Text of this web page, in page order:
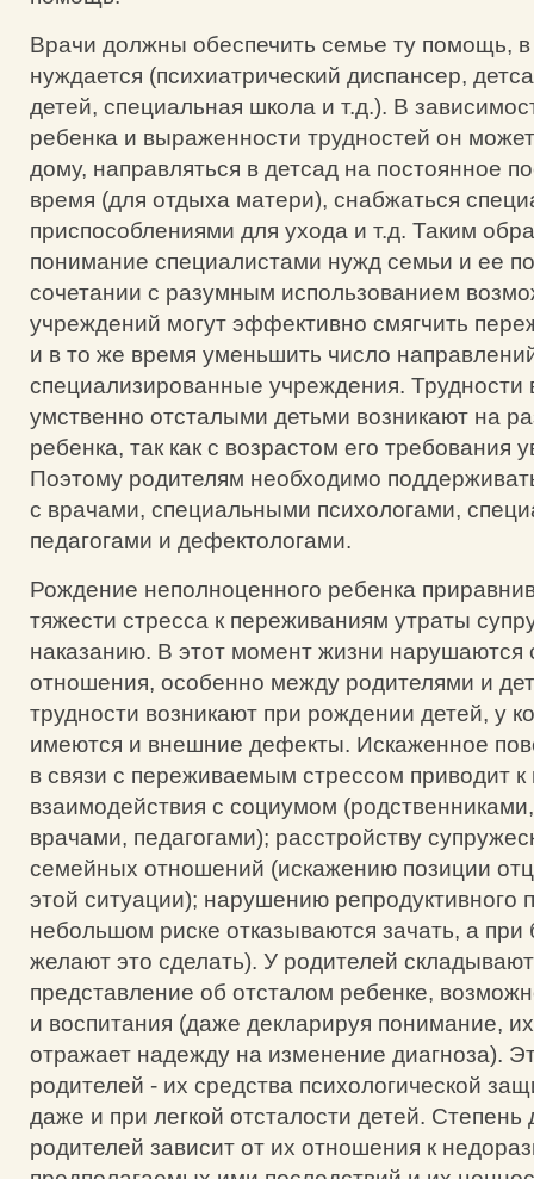
Врачи должны обеспечить семье ту помощь, в
нуждается (психиатрический диспансер,
детей, специальная школа и т.д.). В
ребенка и выраженности трудностей он
дому, направляться в детсад на постоянное
время (для отдыха матери), снабжаться
приспособлениями для ухода и т.д. Таким
понимание специалистами нужд семьи и ее
сочетании с разумным использованием
учреждений могут эффективно смягчить
и в то же время уменьшить число
специализированные учреждения. Трудности
умственно отсталыми детьми возникают на
ребенка, так как с возрастом его требования
Поэтому родителям необходимо
с врачами, специальными психологами,
педагогами и дефектологами.
Рождение неполноценного ребенка
тяжести стресса к переживаниям утраты
наказанию. В этот момент жизни
отношения, особенно между родителями и
трудности возникают при рождении детей, у
имеются и внешние дефекты. Искаженное
в связи с переживаемым стрессом приводит
взаимодействия с социумом
врачами, педагогами); расстройству
семейных отношений (искажению позиции
этой ситуации); нарушению репродуктивного
небольшом риске отказываются зачать, а
желают это сделать). У родителей
представление об отсталом ребенке,
и воспитания (даже декларируя понимание,
отражает надежду на изменение диагноза).
родителей - их средства психологической
даже и при легкой отсталости детей. Степень
родителей зависит от их отношения к